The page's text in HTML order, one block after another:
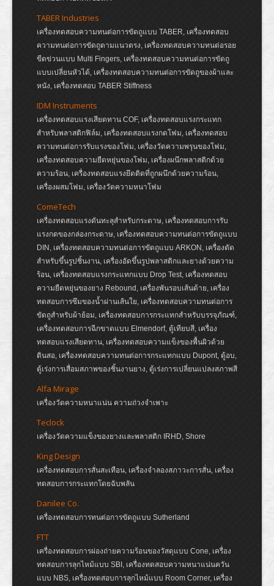
TABER Industries
เครื่องทดสอบความทนต่อการขัดถูแบบ TABER, เครื่องทดสอบ
ความทนต่อการขัดถูตามแนวตรง, เครื่องทดสอบความทนต่อรอย
ขีดข่วนแบบ Multi Fingers, เครื่องทดสอบความทนต่อการขัดถู
แบบเปลี่ยนหัวได้, เครื่องทดสอบความทนต่อการขัดถูของผ้าและ
หนัง, เครื่องทดสอบ TABER Stiffness
IDM Instruments
เครื่องทดสอบแรงเสียดทาน COF, เครื่องทดสอบแรงกระแทก
สำหรับพลาสติกฟิล์ม, เครื่องทดสอบแรงกดโฟม, เครื่องทดสอบ
ความทนต่อการรับแรงของโฟม, เครื่องวัดความพรุนของโฟม,
เครื่องทดสอบความยืดหยุ่นของโฟม, เครื่องผนึกพลาสติกด้วย
ความร้อน, เครื่องทดสอบแรงยึดติดที่ถูกผนึกด้วยความร้อน,
เครื่องผสมโฟม, เครื่องวัดความหนาโฟม
ComeTech
เครื่องทดสอบแรงดันทะลุสำหรับกระดาษ, เครื่องทดสอบการรับ
แรงกดของกล่องกระดาษ, เครื่องทดสอบความทนต่อการขัดถูแบบ
DIN, เครื่องทดสอบความทนต่อการขัดถูแบบ ARKON, เครื่องตัด
สำหรับขึ้นรูปชิ้นงาน, เครื่องอัดขึ้นรูปพลาสติกและยางด้วยความ
ร้อน, เครื่องทดสอบแรงกระแทกแบบ Drop Test, เครื่องทดสอบ
ความยืดหยุ่นของยาง Rebound, เครื่องพันรอบเส้นด้าย, เครื่อง
ทดสอบการซึมของน้ำผ่านเส้นใย, เครื่องทดสอบความทนต่อการ
ขัดถูสำหรับผ้าย้อม, เครื่องทดสอบการกระแทกสำหรับบรรจุภัณฑ์,
เครื่องทดสอบการฉีกขาดแบบ Elmendorf, ตู้เทียบสี, เครื่อง
ทดสอบแรงเสียดทาน, เครื่องทดสอบความแข็งของพื้นผิวด้วย
ดินสอ, เครื่องทดสอบความทนต่อการกระแทกแบบ Dupont, ตู้อบ,
ตู้เร่งการเสื่อมสภาพของชิ้นงานยาง, ตู้เร่งการเปลี่ยนแปลงสภาพสี
Alfa Mirage
เครื่องวัดความหนาแน่น ความถ่วงจำเพาะ
Teclock
เครื่องวัดความแข็งของยางและพลาสติก IRHD, Shore
King Design
เครื่องทดสอบการสั่นสะเทือน, เครื่องจำลองสภาวะการสั่น, เครื่อง
ทดสอบการกระแทกโดยฉับพลัน
Danilee Co.
เครื่องทดสอบการทนต่อการขัดถูแบบ Sutherland
FTT
เครื่องทดสอบการผ่องถ่ายความร้อนของวัสดุแบบ Cone, เครื่อง
ทดสอบการลุกไหม้แบบ SBI, เครื่องทดสอบความหนาแน่นควัน
แบบ NBS, เครื่องทดสอบการลุกไหม้แบบ Room Corner, เครื่อง